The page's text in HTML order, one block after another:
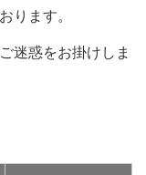
ります。
迷惑をお掛けしま